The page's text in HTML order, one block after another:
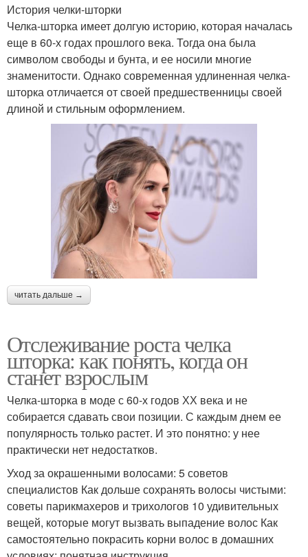
История челки-шторки
Челка-шторка имеет долгую историю, которая началась
еще в 60-х годах прошлого века. Тогда она была
символом свободы и бунта, и ее носили многие
знаменитости. Однако современная удлиненная челка-
шторка отличается от своей предшественницы своей
длиной и стильным оформлением.
читать дальше →
Отслеживание роста челка
шторка: как понять, когда он
станет взрослым
Челка-шторка в моде с 60-х годов ХХ века и не
собирается сдавать свои позиции. С каждым днем ее
популярность только растет. И это понятно: у нее
практически нет недостатков.
Уход за окрашенными волосами: 5 советов
специалистов Как дольше сохранять волосы чистыми:
советы парикмахеров и трихологов 10 удивительных
вещей, которые могут вызвать выпадение волос Как
самостоятельно покрасить корни волос в домашних